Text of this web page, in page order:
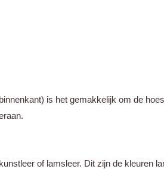
is het gemakkelijk om de
of lamsleer. Dit zijn de kleuren